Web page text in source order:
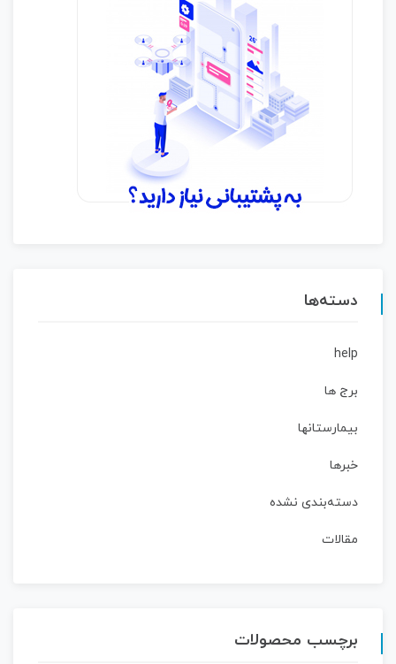
دسته‌ها
help
برج ها
بیمارستانها
خبرها
دسته‌بندی نشده
مقالات
برچسب محصولات